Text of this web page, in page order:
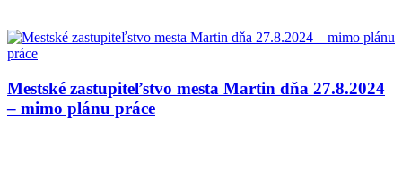
Mestské zastupiteľstvo mesta Martin dňa 27.8.2024
– mimo plánu práce